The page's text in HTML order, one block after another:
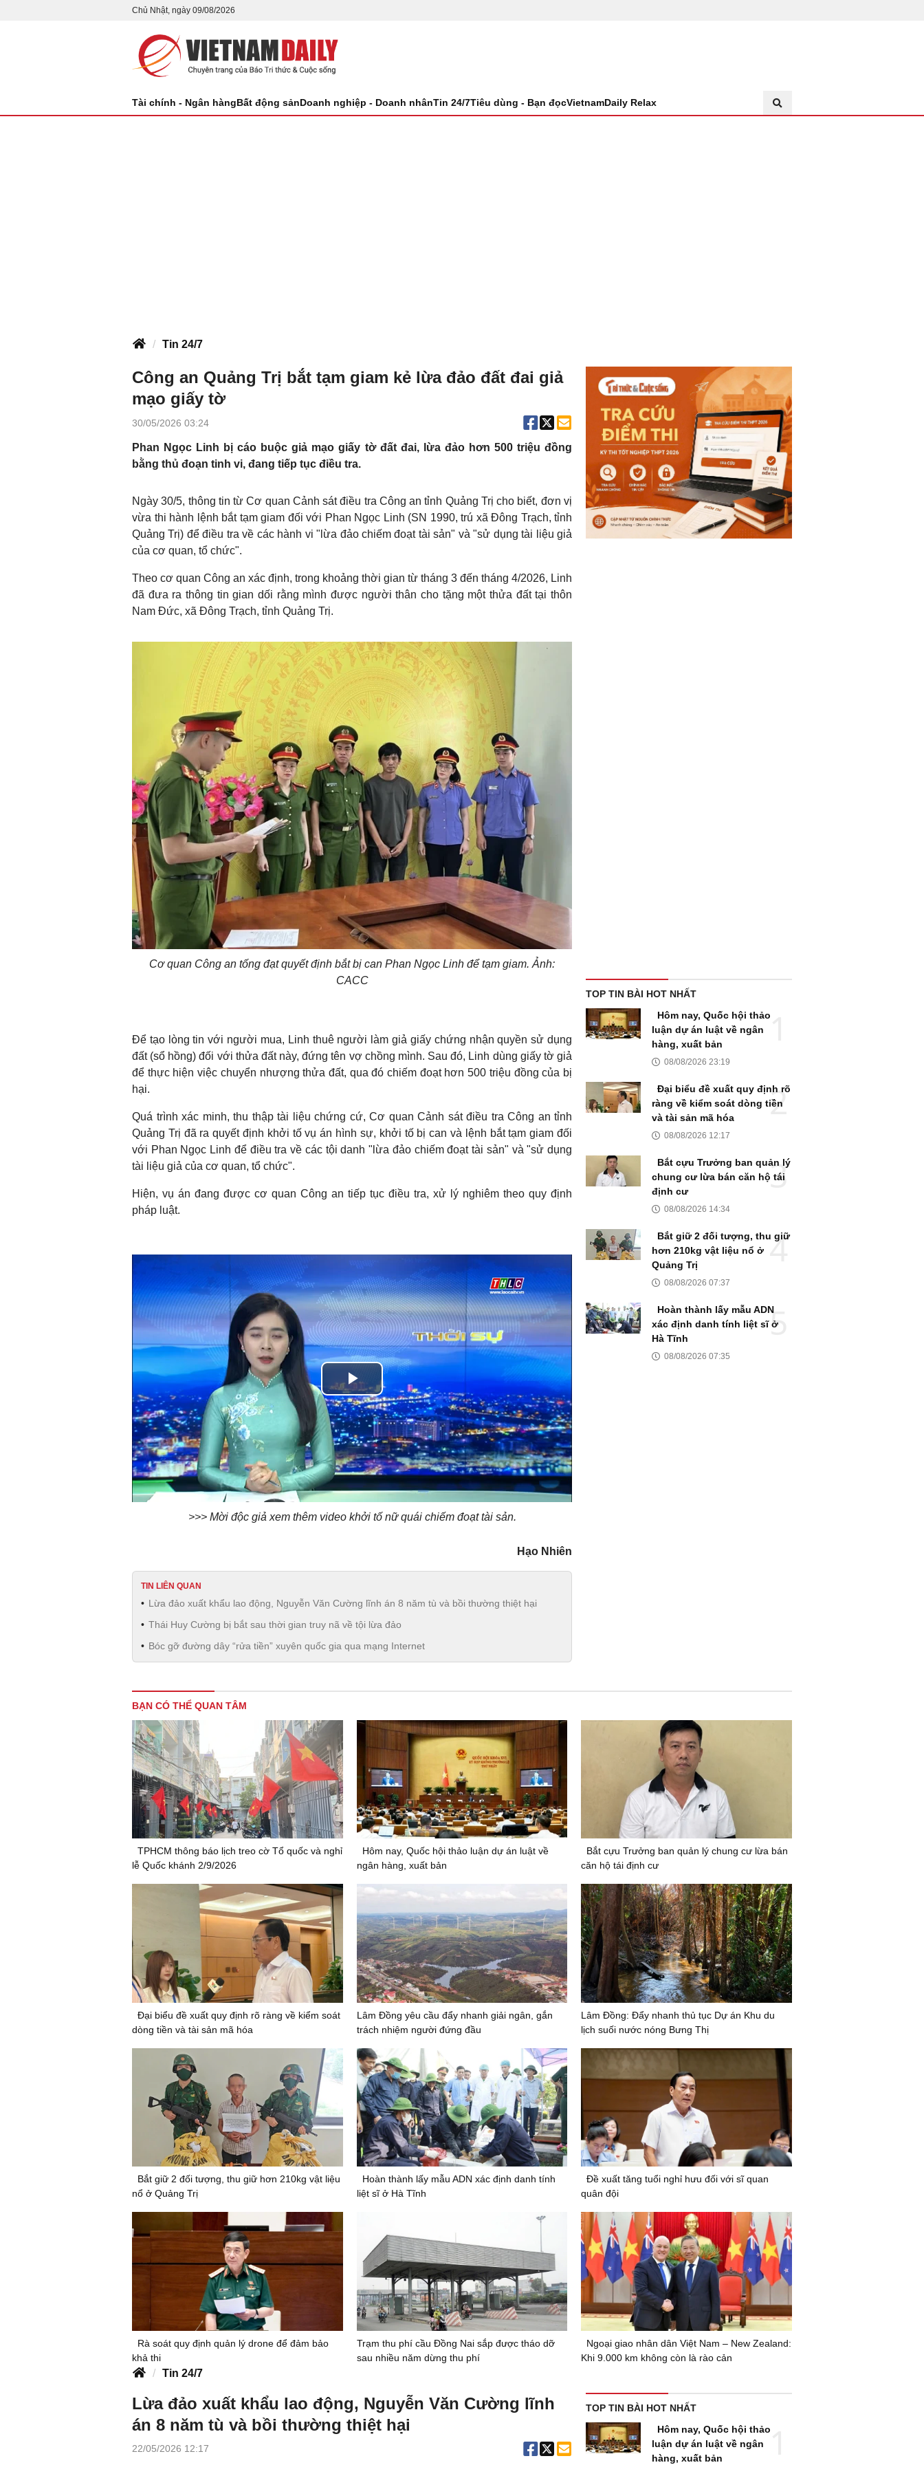
Chủ Nhật, ngày 09/08/2026
Tài chính - Ngân hàngBất động sảnDoanh nghiệp - Doanh nhânTin 24/7Tiêu dùng - Bạn đọcVietnamDaily Relax
Tin 24/7
Công an Quảng Trị bắt tạm giam kẻ lừa đảo đất đai giả
mạo giấy tờ
30/05/2026 03:24
Phan Ngọc Linh bị cáo buộc giả mạo giấy tờ đất đai, lừa đảo hơn 500 triệu đồng
bằng thủ đoạn tinh vi, đang tiếp tục điều tra.
Ngày 30/5, thông tin từ Cơ quan Cảnh sát điều tra Công an tỉnh Quảng Trị cho biết, đơn vị
vừa thi hành lệnh bắt tạm giam đối với Phan Ngọc Linh (SN 1990, trú xã Đông Trạch, tỉnh
Quảng Trị) để điều tra về các hành vi "lừa đảo chiếm đoạt tài sản" và "sử dụng tài liệu giả
của cơ quan, tổ chức".
Theo cơ quan Công an xác định, trong khoảng thời gian từ tháng 3 đến tháng 4/2026, Linh
đã đưa ra thông tin gian dối rằng mình được người thân cho tặng một thửa đất tại thôn
Nam Đức, xã Đông Trạch, tỉnh Quảng Trị.
Cơ quan Công an tống đạt quyết định bắt bị can Phan Ngọc Linh để tạm giam. Ảnh:
CACC
Để tạo lòng tin với người mua, Linh thuê người làm giả giấy chứng nhận quyền sử dụng
đất (sổ hồng) đối với thửa đất này, đứng tên vợ chồng mình. Sau đó, Linh dùng giấy tờ giả
để thực hiện việc chuyển nhượng thửa đất, qua đó chiếm đoạt hơn 500 triệu đồng của bị
hại.
Quá trình xác minh, thu thập tài liệu chứng cứ, Cơ quan Cảnh sát điều tra Công an tỉnh
Quảng Trị đã ra quyết định khởi tố vụ án hình sự, khởi tố bị can và lệnh bắt tạm giam đối
với Phan Ngọc Linh để điều tra về các tội danh "lừa đảo chiếm đoạt tài sản" và "sử dụng
tài liệu giả của cơ quan, tổ chức".
Hiện, vụ án đang được cơ quan Công an tiếp tục điều tra, xử lý nghiêm theo quy định
pháp luật.
Play
Video
>>> Mời độc giả xem thêm video khởi tố nữ quái chiếm đoạt tài sản.
Hạo Nhiên
TIN LIÊN QUAN
Lừa đảo xuất khẩu lao động, Nguyễn Văn Cường lĩnh án 8 năm tù và bồi thường thiệt hại
Thái Huy Cường bị bắt sau thời gian truy nã về tội lừa đảo
Bóc gỡ đường dây “rửa tiền” xuyên quốc gia qua mạng Internet
TOP TIN BÀI HOT NHẤT
Hôm nay, Quốc hội thảo
luận dự án luật về ngân
hàng, xuất bản
08/08/2026 23:19
Đại biểu đề xuất quy định rõ
ràng về kiểm soát dòng tiền
và tài sản mã hóa
08/08/2026 12:17
Bắt cựu Trưởng ban quản lý
chung cư lừa bán căn hộ tái
định cư
08/08/2026 14:34
Bắt giữ 2 đối tượng, thu giữ
hơn 210kg vật liệu nổ ở
Quảng Trị
08/08/2026 07:37
Hoàn thành lấy mẫu ADN
xác định danh tính liệt sĩ ở
Hà Tĩnh
08/08/2026 07:35
BẠN CÓ THỂ QUAN TÂM
TPHCM thông báo lịch treo cờ Tổ quốc và nghỉ
lễ Quốc khánh 2/9/2026
Hôm nay, Quốc hội thảo luận dự án luật về
ngân hàng, xuất bản
Bắt cựu Trưởng ban quản lý chung cư lừa bán
căn hộ tái định cư
Đại biểu đề xuất quy định rõ ràng về kiểm soát
dòng tiền và tài sản mã hóa
Lâm Đồng yêu cầu đẩy nhanh giải ngân, gắn
trách nhiệm người đứng đầu
Lâm Đồng: Đẩy nhanh thủ tục Dự án Khu du
lịch suối nước nóng Bưng Thị
Bắt giữ 2 đối tượng, thu giữ hơn 210kg vật liệu
nổ ở Quảng Trị
Hoàn thành lấy mẫu ADN xác định danh tính
liệt sĩ ở Hà Tĩnh
Đề xuất tăng tuổi nghỉ hưu đối với sĩ quan
quân đội
Rà soát quy định quản lý drone để đảm bảo
khả thi
Trạm thu phí cầu Đồng Nai sắp được tháo dỡ
sau nhiều năm dừng thu phí
Ngoại giao nhân dân Việt Nam – New Zealand:
Khi 9.000 km không còn là rào cản
Tin 24/7
Lừa đảo xuất khẩu lao động, Nguyễn Văn Cường lĩnh
án 8 năm tù và bồi thường thiệt hại
22/05/2026 12:17
TOP TIN BÀI HOT NHẤT
Hôm nay, Quốc hội thảo
luận dự án luật về ngân
hàng, xuất bản